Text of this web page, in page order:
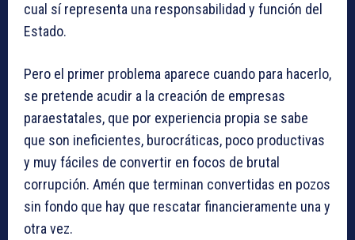
cual sí representa una responsabilidad y función del
Estado.
Pero el primer problema aparece cuando para hacerlo,
se pretende acudir a la creación de empresas
paraestatales, que por experiencia propia se sabe
que son ineficientes, burocráticas, poco productivas
y muy fáciles de convertir en focos de brutal
corrupción. Amén que terminan convertidas en pozos
sin fondo que hay que rescatar financieramente una y
otra vez.